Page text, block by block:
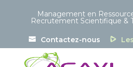
Management en
Recrutement Scientifique &
Contactez-nous